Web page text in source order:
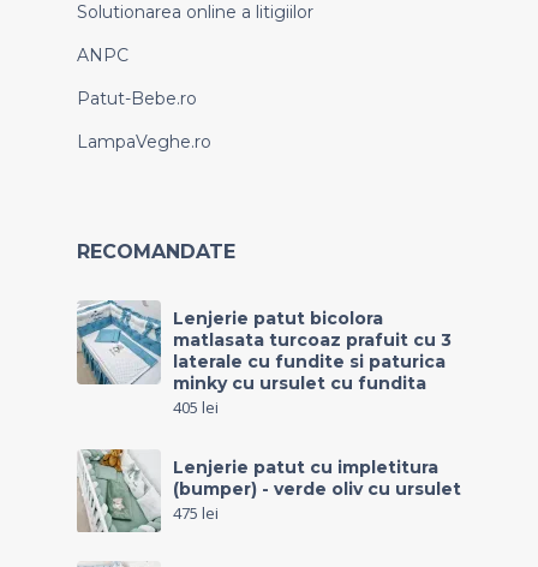
Solutionarea online a litigiilor
ANPC
Patut-Bebe.ro
LampaVeghe.ro
RECOMANDATE
Lenjerie patut bicolora
matlasata turcoaz prafuit cu 3
laterale cu fundite si paturica
minky cu ursulet cu fundita
405 lei
Lenjerie patut cu impletitura
(bumper) - verde oliv cu ursulet
475 lei